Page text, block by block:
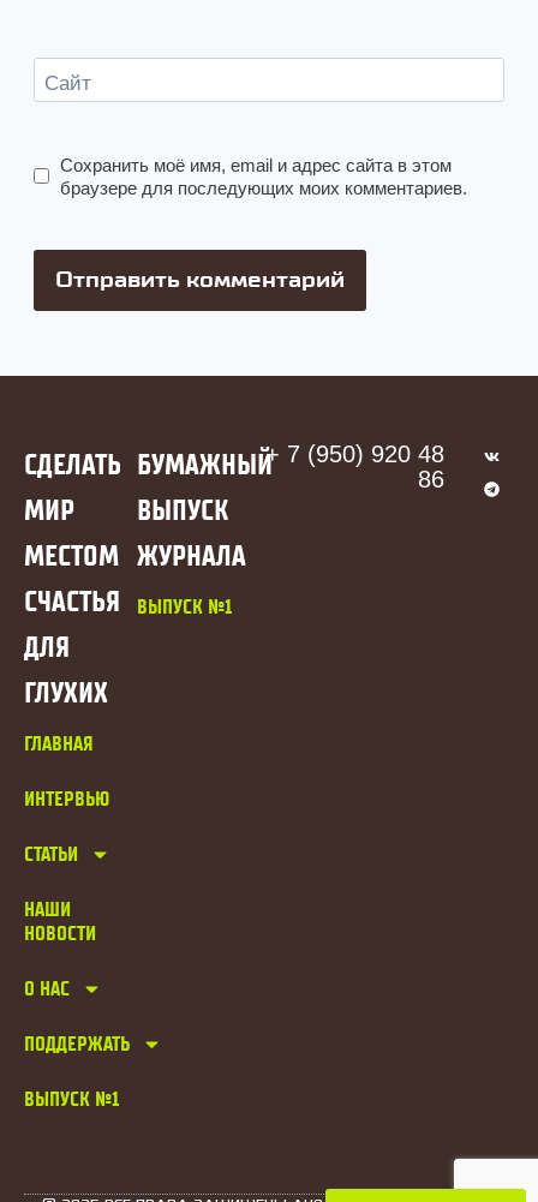
Сайт
Сохранить моё имя, email и адрес сайта в этом
браузере для последующих моих комментариев.
СДЕЛАТЬ
МИР
МЕСТОМ
СЧАСТЬЯ
ДЛЯ
ГЛУХИХ
ГЛАВНАЯ
ИНТЕРВЬЮ
СТАТЬИ
НАШИ
НОВОСТИ
О НАС
ПОДДЕРЖАТЬ
ВЫПУСК №1
БУМАЖНЫЙ
ВЫПУСК
ЖУРНАЛА
ВЫПУСК №1
+ 7 (950) 920 48
86